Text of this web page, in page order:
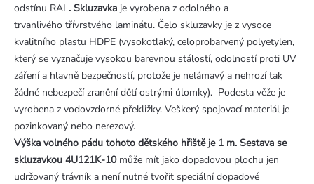
odstínu RAL. Skluzavka je vyrobena z odolného a
trvanlivého třívrstvého laminátu. Čelo skluzavky je z vysoce
kvalitního plastu HDPE (vysokotlaký, celoprobarvený polyetylen,
který se vyznačuje vysokou barevnou stálostí, odolností proti UV
záření a hlavně bezpečností, protože je nelámavý a nehrozí tak
žádné nebezpečí zranění dětí ostrými úlomky). Podesta věže je
vyrobena z vodovzdorné překližky. Veškerý spojovací materiál je
pozinkovaný nebo nerezový.
Výška volného pádu tohoto dětského hřiště je 1 m. Sestava se
skluzavkou 4U121K-10může mít jako dopadovou plochu jen
udržovaný trávník a není nutné tvořit speciální dopadové